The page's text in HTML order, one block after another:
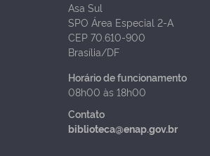
Asa Sul
SPO Área Especial 2-A
CEP 70.610-900
Brasília/DF
Horário de funcionamento
08h00 às 18h00
Contato
biblioteca@enap.gov.br